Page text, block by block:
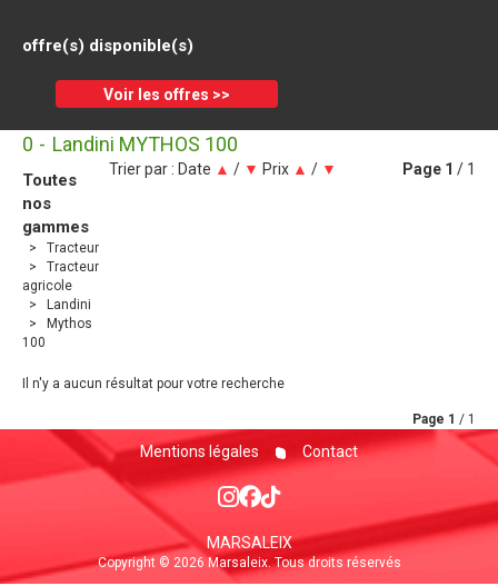
offre(s) disponible(s)
Voir les offres >>
Toutes
nos
gammes
Tracteur
Tracteur
agricole
Landini
Mythos
100
0 Landini MYTHOS 100
Trier par : Date ▲ / ▼ Prix ▲ / ▼ Page 1 / 1
Il n'y a aucun résultat pour votre recherche
Page 1 / 1
Mentions légales Contact
MARSALEIX
Copyright © 2026 Marsaleix. Tous droits réservés